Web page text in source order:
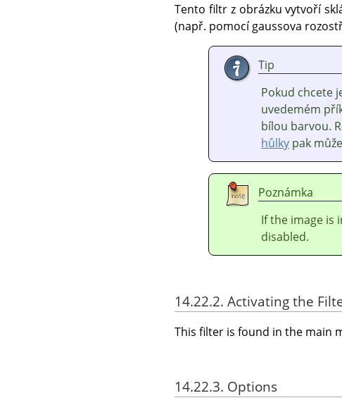
Tento filtr z obrázku vytvoří
(např. pomocí gaussova
Tip
Pokud chcete
uvedemém
bílou barvou.
hůlky pak
Poznámka
If the image is
disabled.
14.22.2. Activating the
This filter is found in the main
14.22.3. Options